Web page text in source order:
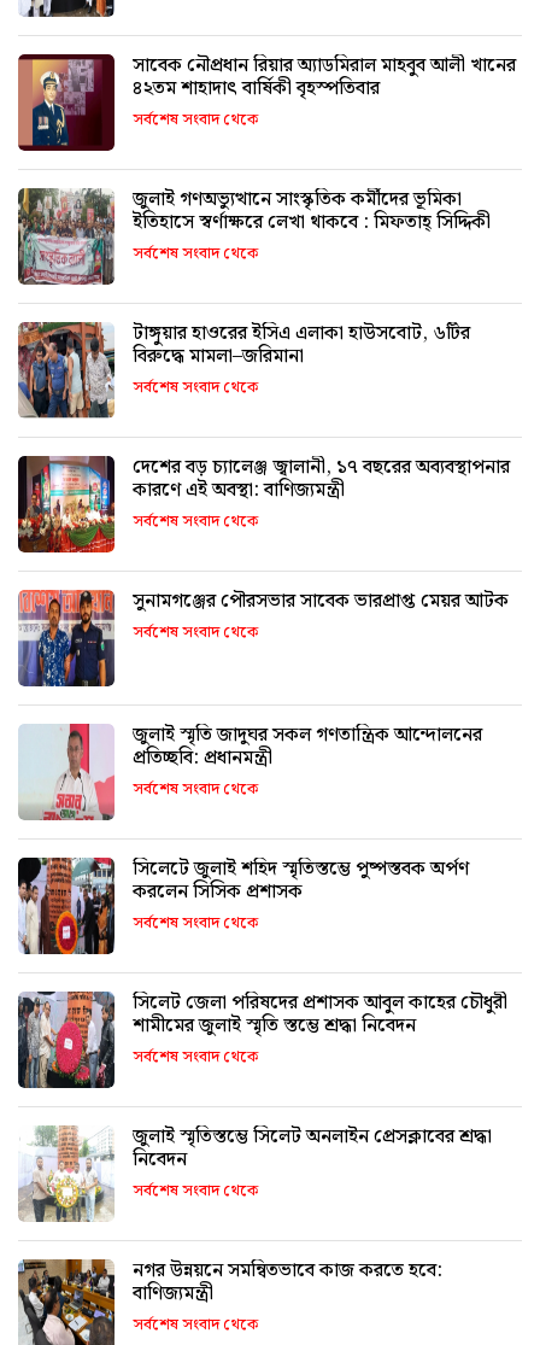
সাবেক নৌপ্রধান রিয়ার অ্যাডমিরাল মাহবুব আলী খানের
৪২তম শাহাদাৎ বার্ষিকী বৃহস্পতিবার
সর্বশেষ সংবাদ থেকে
জুলাই গণঅভ্যুত্থানে সাংস্কৃতিক কর্মীদের ভূমিকা
ইতিহাসে স্বর্ণাক্ষরে লেখা থাকবে : মিফতাহ্ সিদ্দিকী
সর্বশেষ সংবাদ থেকে
টাঙ্গুয়ার হাওরের ইসিএ এলাকা হাউসবোট, ৬টির
বিরুদ্ধে মামলা–জরিমানা
সর্বশেষ সংবাদ থেকে
দেশের বড় চ্যালেঞ্জ জ্বালানী, ১৭ বছরের অব্যবস্থাপনার
কারণে এই অবস্থা: বাণিজ্যমন্ত্রী
সর্বশেষ সংবাদ থেকে
সুনামগঞ্জের পৌরসভার সাবেক ভারপ্রাপ্ত মেয়র আটক
সর্বশেষ সংবাদ থেকে
জুলাই স্মৃতি জাদুঘর সকল গণতান্ত্রিক আন্দোলনের
প্রতিচ্ছবি: প্রধানমন্ত্রী
সর্বশেষ সংবাদ থেকে
সিলেটে জুলাই শহিদ স্মৃতিস্তম্ভে পুষ্পস্তবক অর্পণ
করলেন সিসিক প্রশাসক
সর্বশেষ সংবাদ থেকে
সিলেট জেলা পরিষদের প্রশাসক আবুল কাহের চৌধুরী
শামীমের জুলাই স্মৃতি স্তম্ভে শ্রদ্ধা নিবেদন
সর্বশেষ সংবাদ থেকে
জুলাই স্মৃতিস্তম্ভে সিলেট অনলাইন প্রেসক্লাবের শ্রদ্ধা
নিবেদন
সর্বশেষ সংবাদ থেকে
নগর উন্নয়নে সমন্বিতভাবে কাজ করতে হবে:
বাণিজ্যমন্ত্রী
সর্বশেষ সংবাদ থেকে